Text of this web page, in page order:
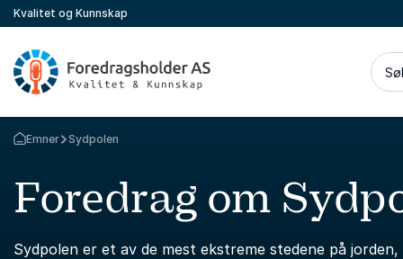
Kvalitet og Kunnskap
Gå tilbake til startsiden
Emner Sydpolen
Foredrag om
Sydpolen er et av de mest ekstreme stedene på